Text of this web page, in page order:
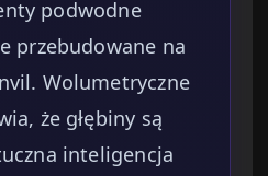
podwodne
przebudowane na
Wolumetryczne
że głębiny są
inteligencja